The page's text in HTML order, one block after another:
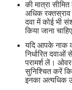
की मात्रा
अधिक
दवा में कोई भी
किया जाना चाहिए
यदि आपके नाक
निर्धारित
परामर्श लें।
सुनिश्चित करें
इनका अत्यधिक